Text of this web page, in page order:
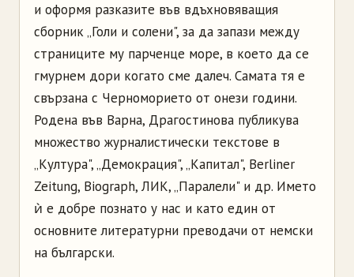
и оформя разказите във вдъхновяващия
сборник „Голи и солени", за да запази между
страниците му парченце море, в което да се
гмурнем дори когато сме далеч. Самата тя е
свързана с Черноморието от онези години.
Родена във Варна, Драгостинова публикува
множество журналистически текстове в
„Култура", „Демокрация", „Капитал", Berliner
Zeitung, Biograph, ЛИК, „Паралели" и др. Името
ѝ е добре познато у нас и като един от
основните литературни преводачи от немски
на български.